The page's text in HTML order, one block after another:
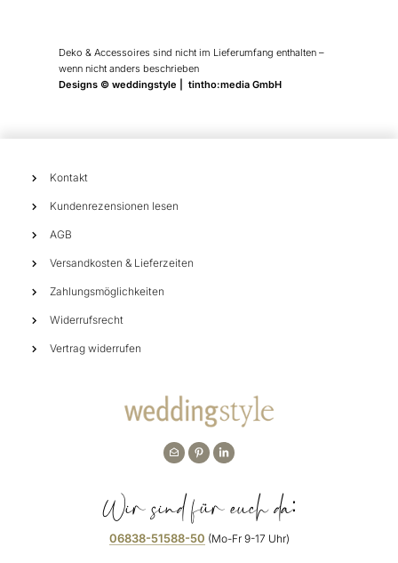
Deko & Accessoires sind nicht im Lieferumfang enthalten –
wenn nicht anders beschrieben
Designs © weddingstyle | tintho:media GmbH
Kontakt
Kundenrezensionen lesen
AGB
Versandkosten & Lieferzeiten
Zahlungsmöglichkeiten
Widerrufsrecht
Vertrag widerrufen
Wir sind für euch da:
06838-51588-50 (Mo-Fr 9-17 Uhr)